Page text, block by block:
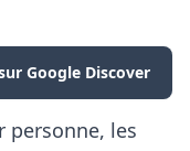
Google Discover
personne, les